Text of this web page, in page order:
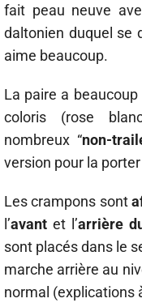
fait peau neuve
daltonien duquel se
aime beaucoup.
La paire a
coloris (rose
nombreux “non-
version pour la
Les crampons sont
l’avant et l’arrière
sont placés dans le
marche arrière au
normal (explications